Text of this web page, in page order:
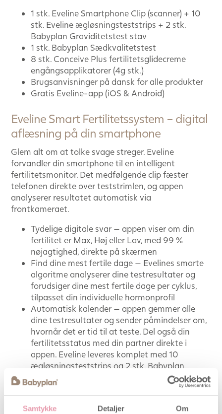
Samtykke Detaljer Om
1 stk. Eveline Smartphone Clip (scanner) + 10
stk. Eveline ægløsningsteststrips + 2 stk.
Babyplan Graviditetstest stav
1 stk. Babyplan Sædkvalitetstest
8 stk. Conceive Plus fertilitetsglidecreme
engångsapplikatorer (4g stk.)
Brugsanvisninger på dansk for alle produkter
Gratis Eveline-app (iOS & Android)
Eveline Smart Fertilitetssystem – digital
aflæsning på din smartphone
Glem alt om at tolke svage streger. Eveline
forvandler din smartphone til en intelligent
fertilitetsmonitor. Det medfølgende clip fæster
telefonen direkte over teststrimlen, og appen
analyserer resultatet automatisk via
frontkameraet.
Tydelige digitale svar — appen viser om din
fertilitet er Max, Høj eller Lav, med 99 %
nøjagtighed, direkte på skærmen
Find dine mest fertile dage — Evelines smarte
algoritme analyserer dine testresultater og
forudsiger dine mest fertile dage per cyklus,
tilpasset din individuelle hormonprofil
Automatisk kalender — appen gemmer alle
dine testresultater og sender påmindelser om,
hvornår det er tid til at teste. Del også din
fertilitetsstatus med din partner direkte i
appen. Eveline leveres komplet med 10
ægløsningsteststrips og 2 stk. Babyplan
Graviditetstest stav
Babyplan Sædkvalitetstest – diskret